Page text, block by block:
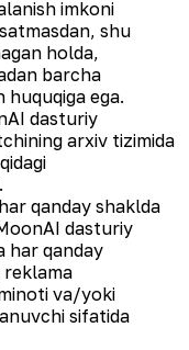
imkoni
shu
holda,
barcha
ega.
dasturiy
arxiv tizimida
qanday shaklda
dasturiy
har qanday
va/yoki
sifatida